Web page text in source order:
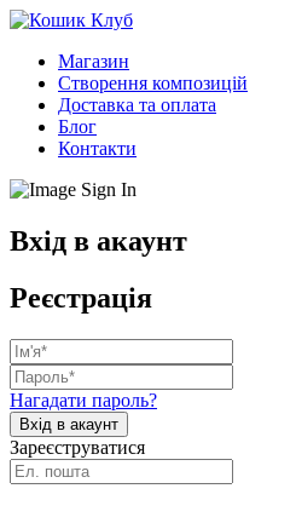
Магазин
Створення композицій
Доставка та оплата
Блог
Контакти
Вхід в акаунт
Реєстрація
Нагадати пароль?
Зареєструватися